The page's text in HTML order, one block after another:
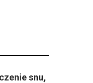
snu,